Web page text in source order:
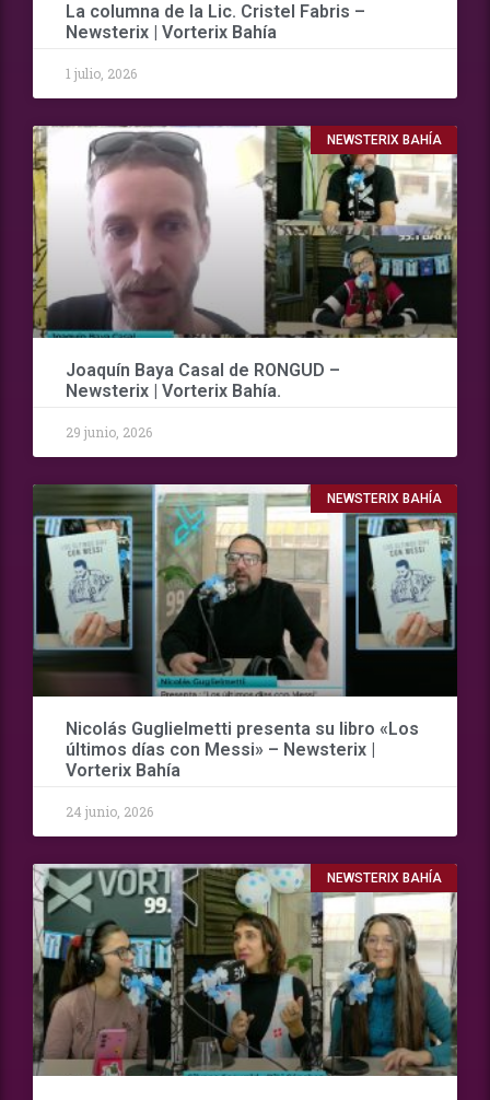
La columna de la Lic. Cristel Fabris –
Newsterix | Vorterix Bahía
1 julio, 2026
NEWSTERIX BAHÍA
Joaquín Baya Casal de RONGUD –
Newsterix | Vorterix Bahía.
29 junio, 2026
NEWSTERIX BAHÍA
Nicolás Guglielmetti presenta su libro «Los
últimos días con Messi» – Newsterix |
Vorterix Bahía
24 junio, 2026
NEWSTERIX BAHÍA